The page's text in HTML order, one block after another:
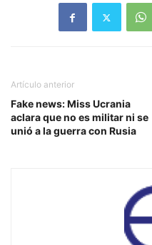
Artículo anterior
Fake news: Miss Ucrania
aclara que no es militar ni se
unió a la guerra con Rusia